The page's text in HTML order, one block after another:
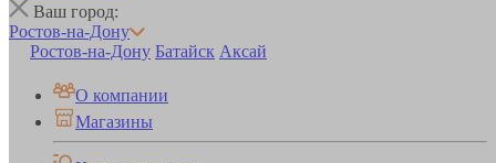
Ваш город:
Ростов-на-Дону
Ростов-на-Дону Батайск Аксай
О компании
Магазины